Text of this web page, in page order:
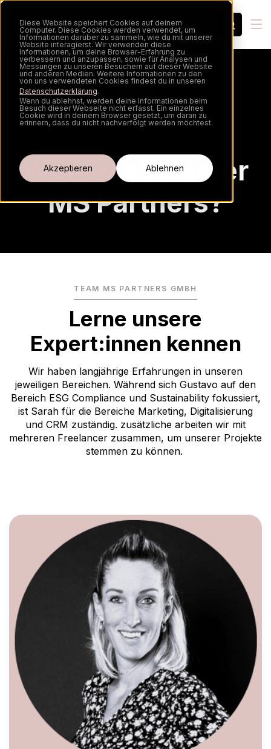
Diese Website speichert Cookies auf deinem
Computer. Diese Cookies werden verwendet, um
Informationen darüber zu sammeln, wie du mit unserer
Website interagierst. Wir verwenden diese
Informationen, um deine Browser-Erfahrung zu
verbessern und anzupassen, sowie für Analysen und
Messungen zu unseren Besuchern auf dieser Website
und anderen Medien. Weitere Informationen zu den
von uns verwendeten Cookies findest du in unseren
Datenschutzerklärung.
Wenn du ablehnst, werden deine Informationen beim
Besuch dieser Webseite nicht erfasst. Ein einzelnes
Cookie wird in deinem Browser gesetzt, um daran zu
erinnern, dass du nicht nachverfolgt werden möchtest.
Akzeptieren Ablehnen
Wer steckt hinter
MS Partners?
TEAM MS PARTNERS GMBH
Lerne unsere
Expert:innen kennen
Wir haben langjährige Erfahrungen in unseren
jeweiligen Bereichen. Während sich Gustavo auf den
Bereich ESG Compliance und Sustainability fokussiert,
ist Sarah für die Bereiche Marketing, Digitalisierung
und CRM zuständig. zusätzliche arbeiten wir mit
mehreren Freelancer zusammen, um unserer Projekte
stemmen zu können.